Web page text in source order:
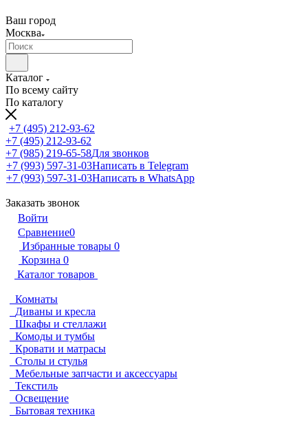
Ваш город
Москва
Каталог
По всему сайту
По каталогу
+7 (495) 212-93-62
+7 (495) 212-93-62
+7 (985) 219-65-58Для звонков
+7 (993) 597-31-03Написать в Telegram
+7 (993) 597-31-03Написать в WhatsApp
Заказать звонок
Войти
Сравнение0
Избранные товары 0
Корзина 0
Каталог товаров
Комнаты
Диваны и кресла
Шкафы и стеллажи
Комоды и тумбы
Кровати и матрасы
Столы и стулья
Мебельные запчасти и аксессуары
Текстиль
Освещение
Бытовая техника